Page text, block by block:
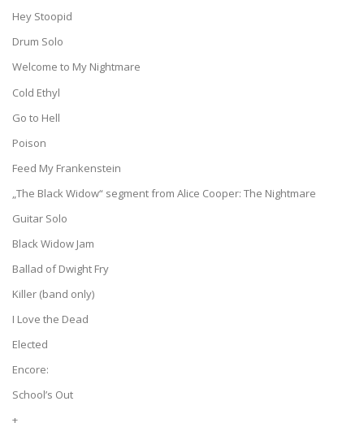
Hey Stoopid
Drum Solo
Welcome to My Nightmare
Cold Ethyl
Go to Hell
Poison
Feed My Frankenstein
„The Black Widow“ segment from Alice Cooper: The Nightmare
Guitar Solo
Black Widow Jam
Ballad of Dwight Fry
Killer (band only)
I Love the Dead
Elected
Encore:
School’s Out
+